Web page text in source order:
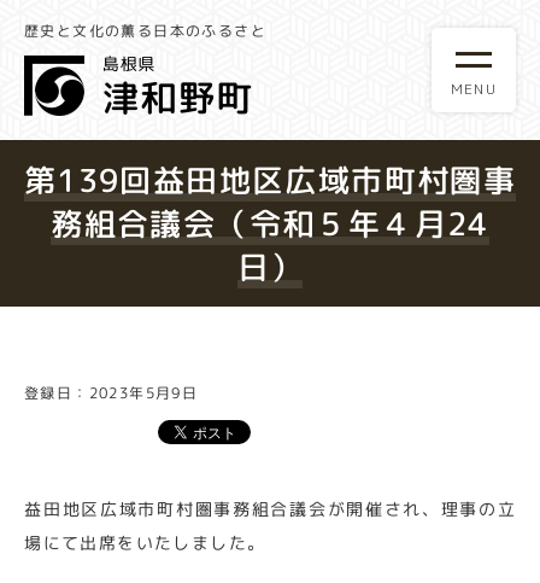
歴史と文化の薫る日本のふるさと
第139回益田地区広域市町村圏事
務組合議会（令和５年４月24
日）
登録日：2023年5月9日
益田地区広域市町村圏事務組合議会が開催され、理事の立
場にて出席をいたしました。